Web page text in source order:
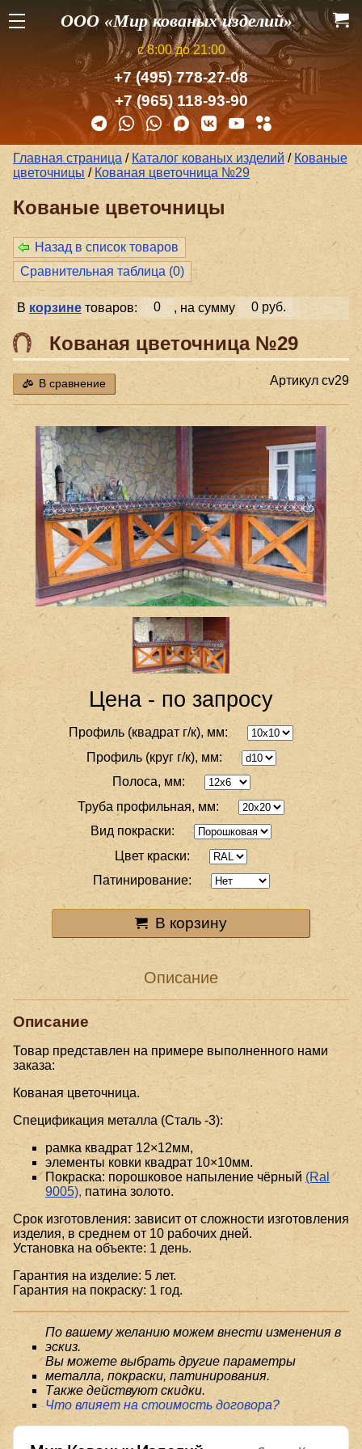
ООО «Мир кованых изделий»
с 8:00 до 21:00
+7 (495) 778-27-08
+7 (965) 118-93-90
Главная страница / Каталог кованых изделий / Кованые
цветочницы / Кованая цветочница №29
Кованые цветочницы
Назад в список товаров
Сравнительная таблица (0)
В корзинетоваров: 0 , на сумму 0 руб.
Кованая цветочница №29
В сравнение Артикул cv29
Цена - по запросу
Профиль (квадрат г/к), мм:
Профиль (круг г/к), мм:
Полоса, мм:
Труба профильная, мм:
Вид покраски:
Цвет краски:
Патинирование:
В корзину
Описание
Описание
Товар представлен на примере выполненного нами
заказа:
Кованая цветочница.
Спецификация металла (Сталь -3):
рамка квадрат 12×12мм,
элементы ковки квадрат 10×10мм.
Покраска: порошковое напыление чёрный (Ral
9005), патина золото.
Срок изготовления: зависит от сложности изготовления
изделия, в среднем от 10 рабочих дней.
Установка на объекте: 1 день.
Гарантия на изделие: 5 лет.
Гарантия на покраску: 1 год.
По вашему желанию можем внести изменения в
эскиз.
Вы можете выбрать другие параметры
металла, покраски, патинирования.
Также действуют скидки.
Что влияет на стоимость договора?